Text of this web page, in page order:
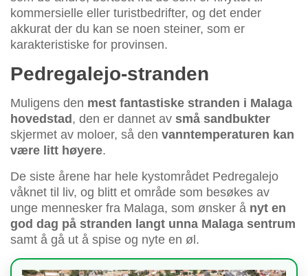
kommersielle eller turistbedrifter, og det ender
akkurat der du kan se noen steiner, som er
karakteristiske for provinsen.
Pedregalejo-stranden
Muligens den mest fantastiske stranden i Malaga
hovedstad , den er dannet av små sandbukter
skjermet av moloer, så den vanntemperaturen kan
være litt høyere.
De siste årene har hele kystområdet Pedregalejo
våknet til liv, og blitt et område som besøkes av
unge mennesker fra Malaga, som ønsker å nyt en
god dag på stranden langt unna Malaga sentrum
samt å gå ut å spise og nyte en øl.